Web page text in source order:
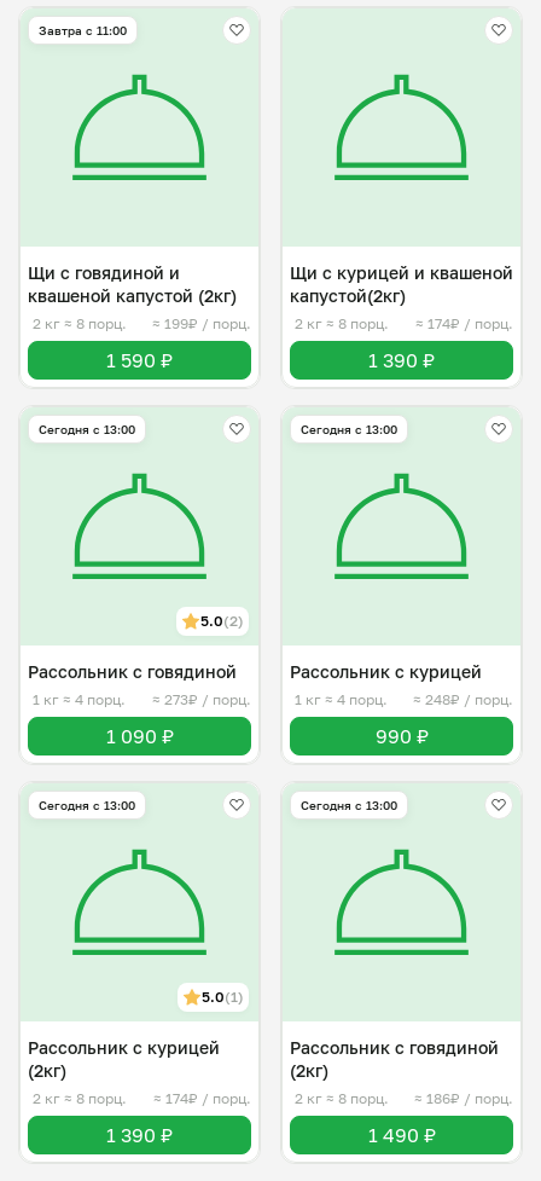
Завтра c 11:00
Щи с говядиной и
квашеной капустой (2кг)
2 кг ≈ 8 порц. ≈ 199₽ / порц.
1 590 ₽
Щи с курицей и квашеной
капустой(2кг)
2 кг ≈ 8 порц. ≈ 174₽ / порц.
1 390 ₽
Сегодня с 13:00
5.0(2)
Рассольник с говядиной
1 кг ≈ 4 порц. ≈ 273₽ / порц.
1 090 ₽
Сегодня с 13:00
Рассольник с курицей
1 кг ≈ 4 порц. ≈ 248₽ / порц.
990 ₽
Сегодня с 13:00
5.0(1)
Рассольник с курицей
(2кг)
2 кг ≈ 8 порц. ≈ 174₽ / порц.
1 390 ₽
Сегодня с 13:00
Рассольник с говядиной
(2кг)
2 кг ≈ 8 порц. ≈ 186₽ / порц.
1 490 ₽